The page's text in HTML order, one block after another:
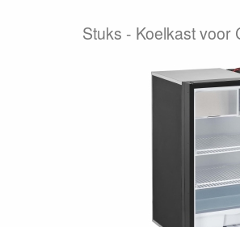
Stuks Koelkast voor